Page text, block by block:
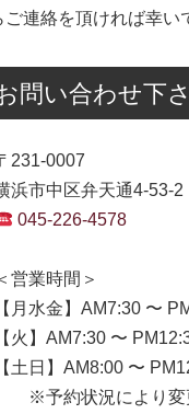
連絡を頂ければ幸い
問い合わせ下
231-0007
浜市中区弁天通4-53-2
045-226-4578
営業時間＞
【月水金】AM7:30 〜
【火】AM7:30 〜
【土日】AM8:00 〜
※予約状況により変